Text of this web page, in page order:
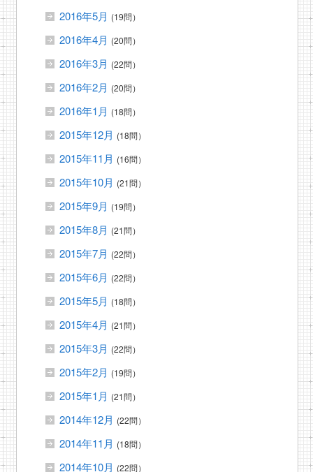
2016年5月 (19問）
2016年4月 (20問）
2016年3月 (22問）
2016年2月 (20問）
2016年1月 (18問）
2015年12月 (18問）
2015年11月 (16問）
2015年10月 (21問）
2015年9月 (19問）
2015年8月 (21問）
2015年7月 (22問）
2015年6月 (22問）
2015年5月 (18問）
2015年4月 (21問）
2015年3月 (22問）
2015年2月 (19問）
2015年1月 (21問）
2014年12月 (22問）
2014年11月 (18問）
2014年10月 (22問）